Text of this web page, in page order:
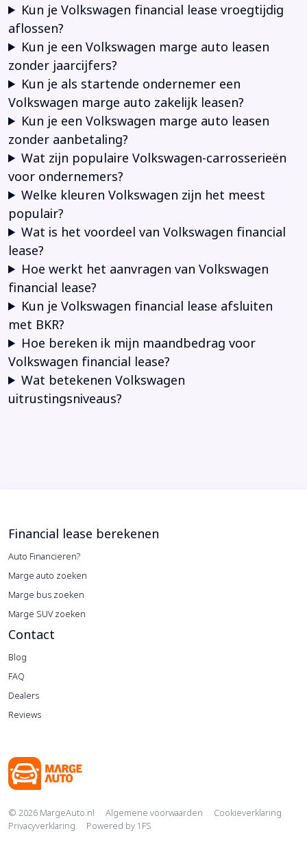
Kun je Volkswagen financial lease vroegtijdig
aflossen?
Kun je een Volkswagen marge auto leasen
zonder jaarcijfers?
Kun je als startende ondernemer een
Volkswagen marge auto zakelijk leasen?
Kun je een Volkswagen marge auto leasen
zonder aanbetaling?
Wat zijn populaire Volkswagen-carrosserieën
voor ondernemers?
Welke kleuren Volkswagen zijn het meest
populair?
Wat is het voordeel van Volkswagen financial
lease?
Hoe werkt het aanvragen van Volkswagen
financial lease?
Kun je Volkswagen financial lease afsluiten
met BKR?
Hoe bereken ik mijn maandbedrag voor
Volkswagen financial lease?
Wat betekenen Volkswagen
uitrustingsniveaus?
Financial lease berekenen
Auto Financieren?
Marge auto zoeken
Marge bus zoeken
Marge SUV zoeken
Contact
Blog
FAQ
Dealers
Reviews
Copyright navigation
© 2026 MargeAuto.nl Algemene voorwaarden
Cookieverklaring
Privacyverklaring
Powered by 1FS